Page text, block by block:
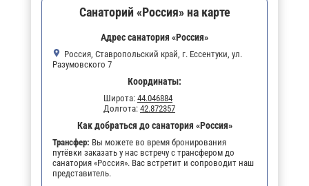
Санаторий «Россия» на карте
Адрес санатория «Россия»
Россия, Ставропольский край, г. Ессентуки, ул.
Разумовского 7
Координаты:
Широта: 44.046884
Долгота: 42.872357
Как добраться до санатория «Россия»
Трансфер: Вы можете во время бронирования
путёвки заказать у нас встречу с трансфером до
санатория «Россия». Вас встретит и сопроводит наш
представитель.